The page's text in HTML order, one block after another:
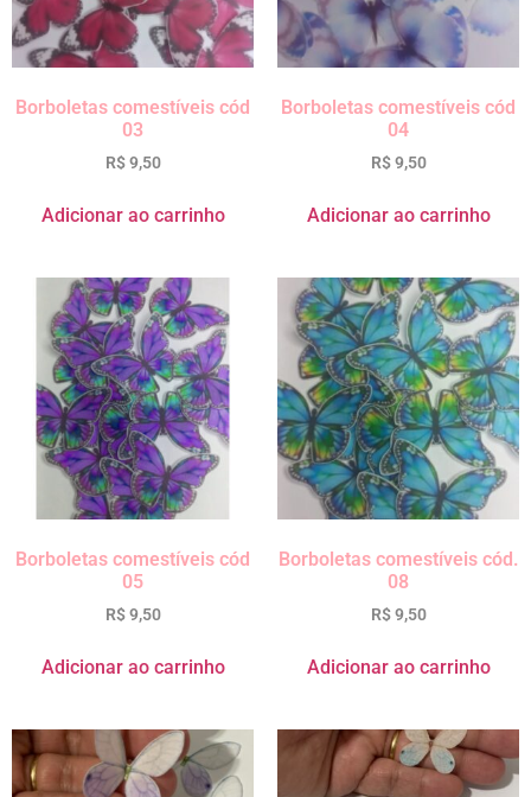
Borboletas comestíveis cód
03
R$9,50
Adicionar ao carrinho
Borboletas comestíveis cód
04
R$9,50
Adicionar ao carrinho
Borboletas comestíveis cód
05
R$9,50
Adicionar ao carrinho
Borboletas comestíveis cód.
08
R$9,50
Adicionar ao carrinho